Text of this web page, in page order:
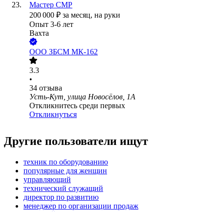
Мастер СМР
200 000 ₽ за месяц, на руки
Опыт 3-6 лет
Вахта
ООО ЗБСМ МК-162
3.3
•
34 отзыва
Усть-Кут, улица Новосёлов, 1А
Откликнитесь среди первых
Откликнуться
Другие пользователи ищут
техник по оборудованию
популярные для женщин
управляющий
технический служащий
директор по развитию
менеджер по организации продаж